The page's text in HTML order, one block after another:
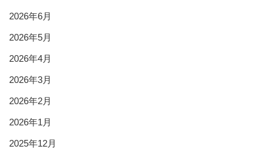
2026年6月
2026年5月
2026年4月
2026年3月
2026年2月
2026年1月
2025年12月